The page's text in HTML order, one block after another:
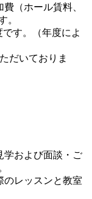
（ホール賃料、
。
す。（年度によ
だいておりま
学および面談・ご
のレッスンと教室